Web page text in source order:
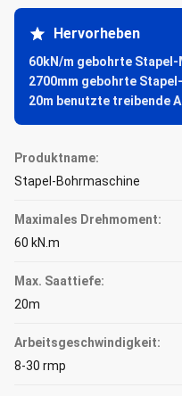
Hervorheben
60kN/m gebohrte Stapel-
2700mm gebohrte
20m benutzte treibende
Produktname:
Stapel-Bohrmaschine
Maximales Drehmoment:
60 kN.m
Max. Saattiefe:
20m
Arbeitsgeschwindigkeit:
8-30 rmp